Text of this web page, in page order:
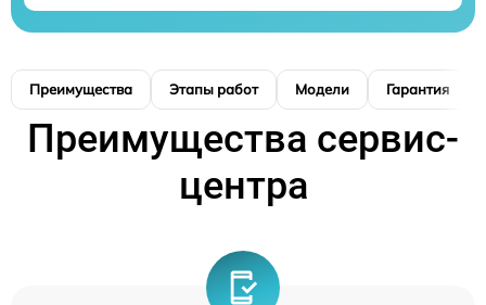
Преимущества Этапы работ Модели Гарантия
Преимущества сервис-
центра